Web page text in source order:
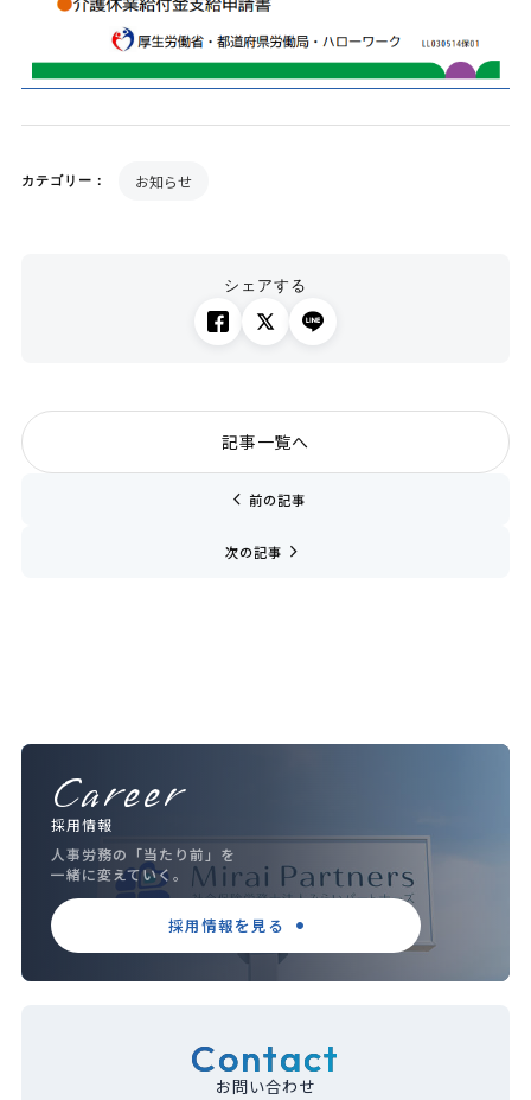
カテゴリー： お知らせ
シェアする
chevron_left 前の記事
記事一覧へ
次の記事 navigate_next
Career
採用情報
人事労務の「当たり前」を
一緒に変えていく。
採用情報を見る
Contact
お問い合わせ